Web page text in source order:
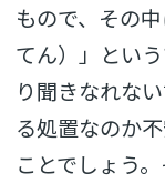
もので、その
てん）」とい
り聞きなれな
る処置なのか
ことでしょう